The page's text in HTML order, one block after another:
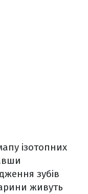
ізотопних
зубів
живуть